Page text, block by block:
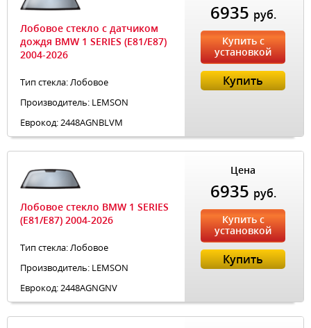
Лобовое стекло с датчиком
дождя BMW 1 SERIES (E81/E87)
2004-2026
Тип стекла: Лобовое
Производитель: LEMSON
Еврокод: 2448AGNBLVM
6935 руб.
Купить с
установкой
Купить
Лобовое стекло BMW 1 SERIES
(E81/E87) 2004-2026
Тип стекла: Лобовое
Производитель: LEMSON
Еврокод: 2448AGNGNV
Цена
6935 руб.
Купить с
установкой
Купить